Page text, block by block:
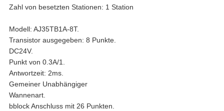
Zahl von besetzten Stationen: 1 Station
Modell: AJ35TB1A-8T.
Transistor ausgegeben: 8 Punkte.
DC24V.
Punkt von 0.3A/1.
Antwortzeit: 2ms.
Gemeiner Unabhängiger
Wannenart.
bblock Anschluss mit 26 Punkten.